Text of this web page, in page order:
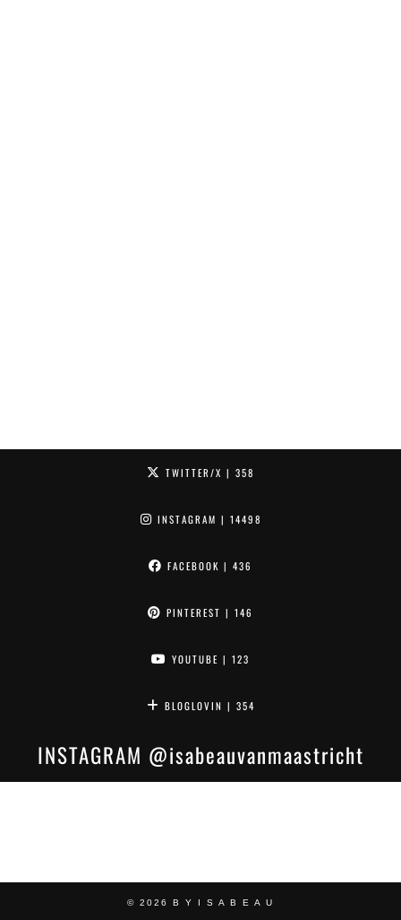
TWITTER/X | 358
INSTAGRAM | 14498
FACEBOOK | 436
PINTEREST | 146
YOUTUBE | 123
BLOGLOVIN | 354
INSTAGRAM @isabeauvanmaastricht
© 2026 B Y I S A B E A U